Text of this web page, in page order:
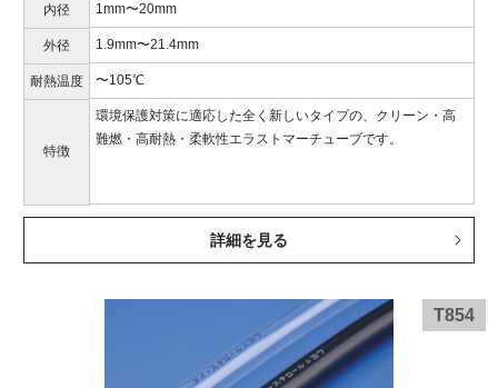
内径 1mm〜20mm
外径 1.9mm〜21.4mm
耐熱温度 〜105℃
特徴
環境保護対策に適応した全く新しいタイプの、クリーン・高
難燃・高耐熱・柔軟性エラストマーチューブです。
詳細を見る
T854